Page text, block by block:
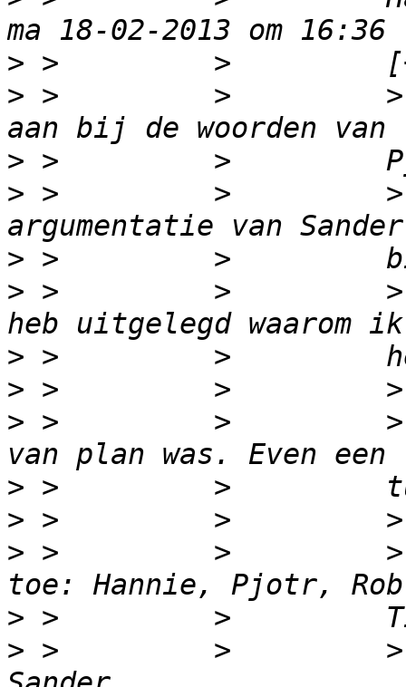
>
> >         >         >
>
> >         >         >
>
> >         >         >
>
>
> >         >         >
>
>
> >         >         >
>
> >         >         >